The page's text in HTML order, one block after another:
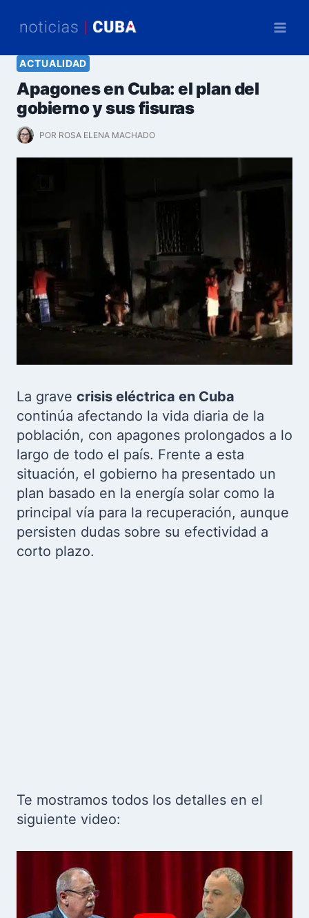
ACTUALIDAD
Apagones en Cuba: el plan del
gobierno y sus fisuras
POR ROSA ELENA MACHADO
La grave crisis eléctrica en Cuba
continúa afectando la vida diaria de la
población, con apagones prolongados a lo
largo de todo el país. Frente a esta
situación, el gobierno ha presentado un
plan basado en la energía solar como la
principal vía para la recuperación, aunque
persisten dudas sobre su efectividad a
corto plazo.
Te mostramos todos los detalles en el
siguiente video: